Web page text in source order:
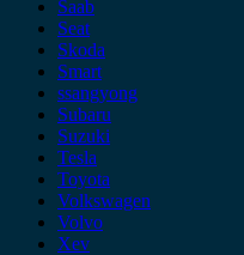
Saab
Seat
Skoda
Smart
ssangyong
Subaru
Suzuki
Tesla
Toyota
Volkswagen
Volvo
Xev